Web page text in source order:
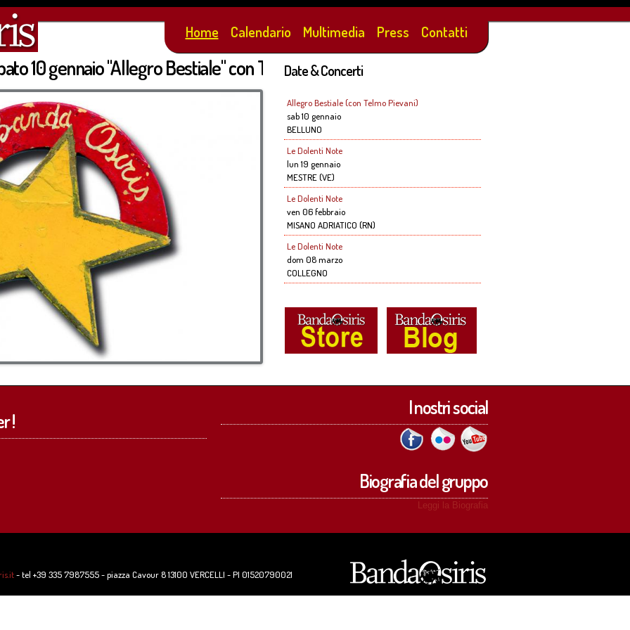
Salta al
contenuto
Home Calendario Multimedia Press Contatti
10 gennaio "Allegro Bestiale" con Telmo Pievani BELLUNO teatro Dino Buzzati!!!
Date & Concerti
Allegro Bestiale (con Telmo Pievani)
sab 10 gennaio
BELLUNO
Le Dolenti Note
lun 19 gennaio
MESTRE (VE)
Le Dolenti Note
ven 06 febbraio
MISANO ADRIATICO (RN)
Le Dolenti Note
dom 08 marzo
COLLEGNO
!
I nostri social
Biografia del gruppo
Leggi la Biografia
- tel +39 335 7987555 - piazza Cavour 8 13100 VERCELLI - PI 01520790021